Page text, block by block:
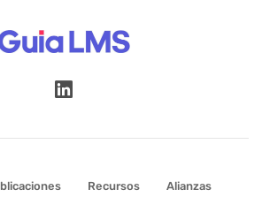
Recursos Alianzas